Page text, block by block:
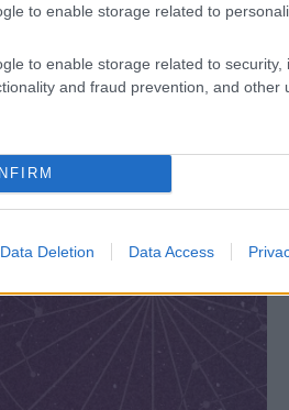
to enable storage related to
to enable storage related to security,
and fraud prevention, and other
Data Deletion Data Access